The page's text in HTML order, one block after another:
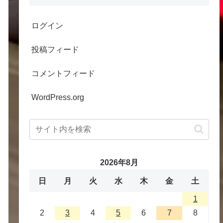
ログイン
投稿フィード
コメントフィード
WordPress.org
2026年8月
日 月 火 水 木 金 土
1
2
3 4 5 6 7
8